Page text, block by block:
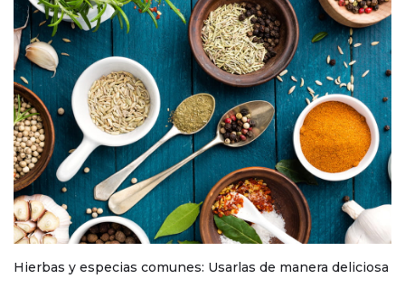
Hierbas y especias comunes: Usarlas de manera deliciosa